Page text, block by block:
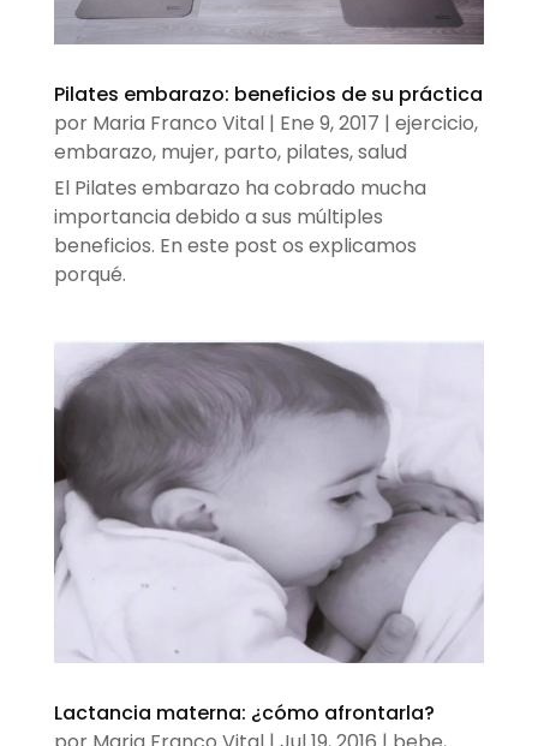
Pilates embarazo: beneficios de su práctica
por Maria Franco Vital| Ene 9, 2017 | ejercicio,
embarazo, mujer, parto, pilates,salud
El Pilates embarazo ha cobrado mucha
importancia debido a sus múltiples
beneficios. En este post os explicamos
porqué.
Lactancia materna: ¿cómo afrontarla?